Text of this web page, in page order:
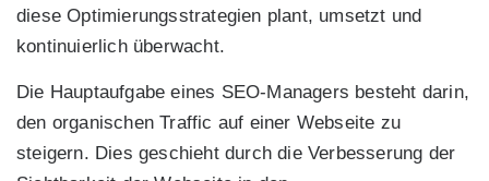
diese Optimierungsstrategien plant, umsetzt und
kontinuierlich überwacht.
Die Hauptaufgabe eines SEO-Managers besteht darin,
den organischen Traffic auf einer Webseite zu
steigern. Dies geschieht durch die Verbesserung der